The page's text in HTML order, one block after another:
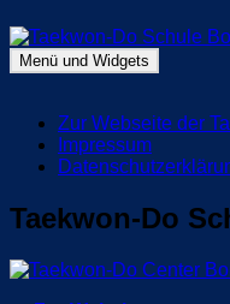
Inhalt
springen
Taekwon-Do Schule
Blog Taekwon-Do Schule
Menü und Widgets
Zur Webseite der
Impressum
Taekwon-Do